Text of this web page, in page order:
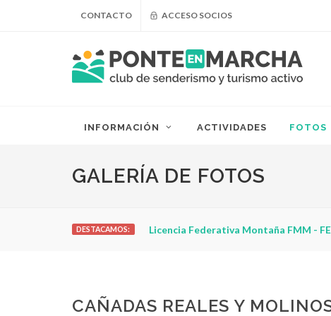
CONTACTO ACCESO SOCIOS
INFORMACIÓN ACTIVIDADES FOTOS
GALERÍA DE FOTOS
DESTACAMOS: Licencia Federativa Montaña FMM -
CAÑADAS REALES Y